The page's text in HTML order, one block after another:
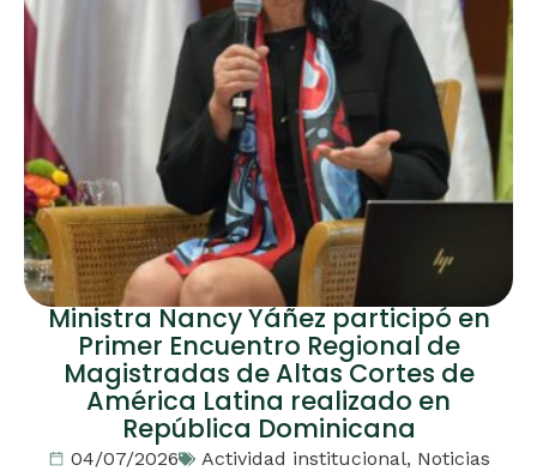
Ministra Nancy Yáñez participó en
Primer Encuentro Regional de
Magistradas de Altas Cortes de
América Latina realizado en
República Dominicana
04/07/2026 Actividad institucional, Noticias